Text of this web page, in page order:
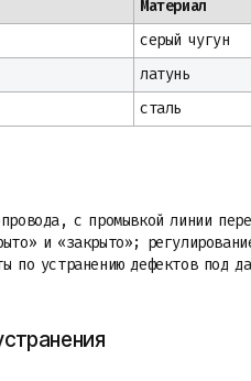
Материал
серый чугун
латунь
сталь
с промывкой линии
и «закрыто»;
по устранению дефектов под